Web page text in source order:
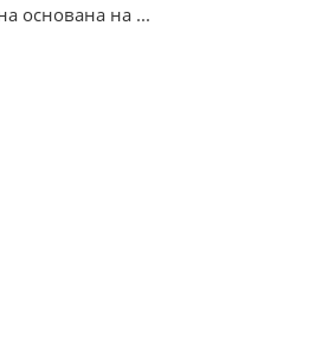
основана на ...